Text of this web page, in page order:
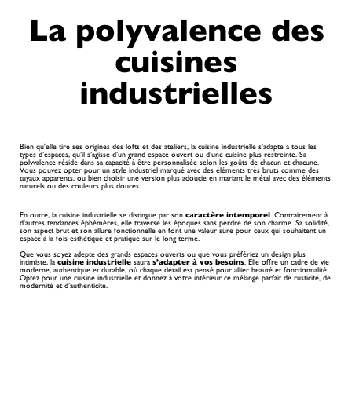
La polyvalence des
cuisines
industrielles
Bien qu'elle tire ses origines des lofts et des ateliers, la cuisine industrielle s’adapte à tous les
types d’espaces, qu’il s’agisse d’un grand espace ouvert ou d’une cuisine plus restreinte. Sa
polyvalence réside dans sa capacité à être personnalisée selon les goûts de chacun et chacune.
Vous pouvez opter pour un style industriel marqué avec des éléments très bruts comme des
tuyaux apparents, ou bien choisir une version plus adoucie en mariant le métal avec des éléments
naturels ou des couleurs plus douces.
En outre, la cuisine industrielle se distingue par son caractère intemporel . Contrairement à
d'autres tendances éphémères, elle traverse les époques sans perdre de son charme. Sa solidité,
son aspect brut et son allure fonctionnelle en font une valeur sûre pour ceux qui souhaitent un
espace à la fois esthétique et pratique sur le long terme.
Que vous soyez adepte des grands espaces ouverts ou que vous préfériez un design plus
intimiste, la cuisine industrielle saura s’adapter à vos besoins . Elle offre un cadre de vie
moderne, authentique et durable, où chaque détail est pensé pour allier beauté et fonctionnalité.
Optez pour une cuisine industrielle et donnez à votre intérieur ce mélange parfait de rusticité, de
modernité et d’authenticité.